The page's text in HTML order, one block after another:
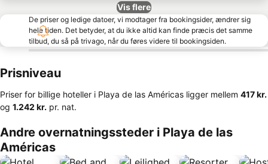
Vis flere
De priser og ledige datoer, vi modtager fra bookingsider, ændrer sig
hele tiden. Det betyder, at du ikke altid kan finde præcis det samme
tilbud, du så på trivago, når du føres videre til bookingsiden.
Prisniveau
Priser for billige hoteller i Playa de las Américas ligger mellem ‎417 kr.
og ‎1.242 kr. pr. nat.
Andre overnatningssteder i Playa de las
Américas